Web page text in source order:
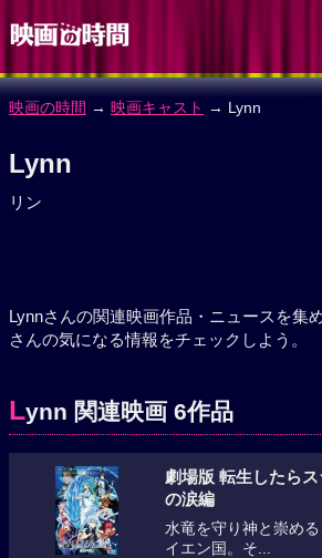
映画の時間 → 映画キャスト → Lynn
Lynn
リン
Lynnさんの関連映画作品・ニュースを集
さんの気になる情報をチェックしよう。
Lynn 関連映画 6作品
劇場版 転生したら
の涙編
水竜を守り神と崇め
イエン国。そ...